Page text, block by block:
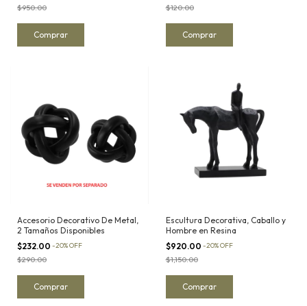
$950.00 $120.00
Accesorio Decorativo De Metal,
2 Tamaños Disponibles
$232.00 -20%OFF
$290.00
Comprar
Escultura Decorativa, Caballo y
Hombre en Resina
$920.00 -20%OFF
$1,150.00